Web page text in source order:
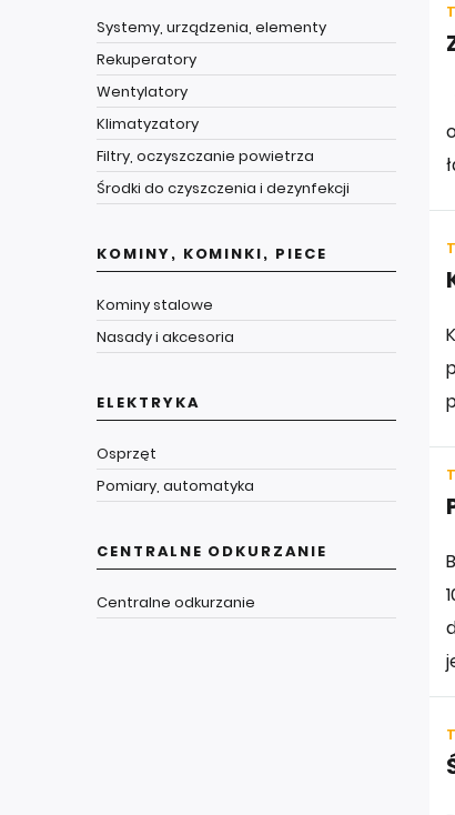
Systemy, urządzenia, elementy
Rekuperatory
Wentylatory
Klimatyzatory
Filtry, oczyszczanie powietrza
Środki do czyszczenia i dezynfekcji
KOMINY, KOMINKI, PIECE
Kominy stalowe
Nasady i akcesoria
ELEKTRYKA
Osprzęt
Pomiary, automatyka
CENTRALNE ODKURZANIE
Centralne odkurzanie